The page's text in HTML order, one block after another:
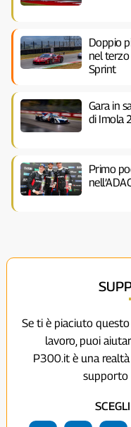
Doppio
nel
Sprint
Gara in
di Imola
Primo
Se ti è piaciuto
lavoro, puoi
P300.it è una
supporto